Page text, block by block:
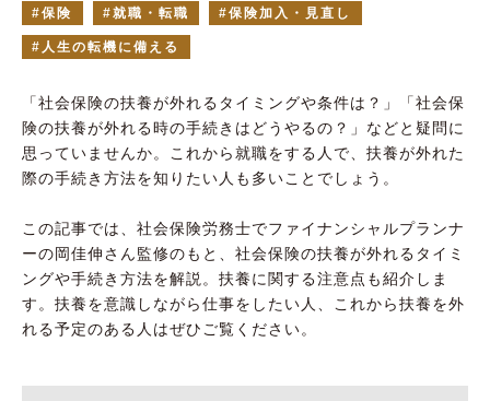
保険 就職・転職 保険加入・見直し
人生の転機に備える
「社会保険の扶養が外れるタイミングや条件は？」「社会保
険の扶養が外れる時の手続きはどうやるの？」などと疑問に
思っていませんか。これから就職をする人で、扶養が外れた
際の手続き方法を知りたい人も多いことでしょう。
この記事では、社会保険労務士でファイナンシャルプランナ
ーの岡佳伸さん監修のもと、社会保険の扶養が外れるタイミ
ングや手続き方法を解説。扶養に関する注意点も紹介しま
す。扶養を意識しながら仕事をしたい人、これから扶養を外
れる予定のある人はぜひご覧ください。